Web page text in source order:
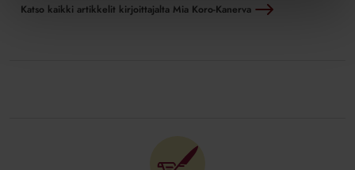
Katso kaikki artikkelit kirjoittajalta Mia Koro-Kanerva